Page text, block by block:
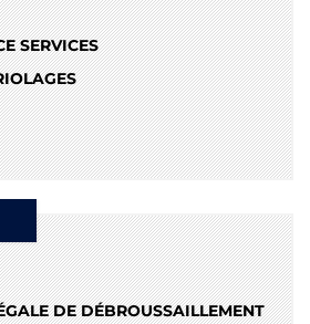
SERVICES
DE DÉBROUSSAILLEMENT